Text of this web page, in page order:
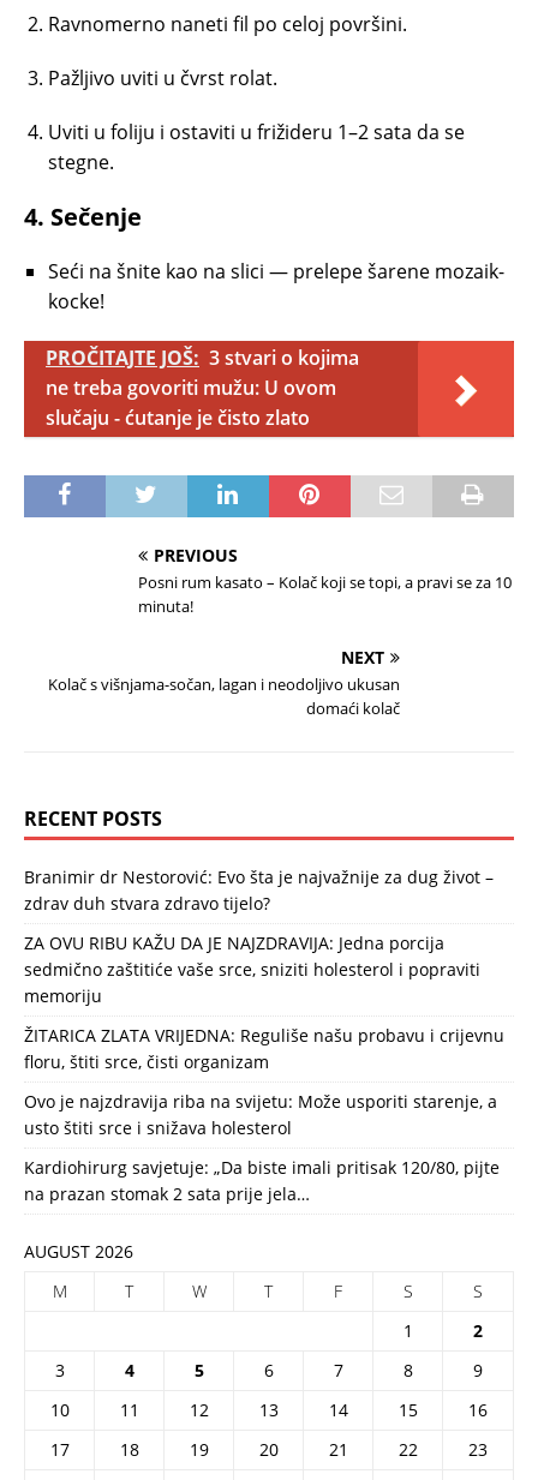
Ravnomerno naneti fil po celoj površini.
Pažljivo uviti u čvrst rolat.
Uviti u foliju i ostaviti u frižideru 1–2 sata da se
stegne.
4. Sečenje
Seći na šnite kao na slici — prelepe šarene mozaik-
kocke!
PROČITAJTE JOŠ: 3 stvari o kojima
ne treba govoriti mužu: U ovom
slučaju - ćutanje je čisto zlato
PREVIOUS
Posni rum kasato – Kolač koji se topi, a pravi se za 10
minuta!
NEXT
Kolač s višnjama-sočan, lagan i neodoljivo ukusan
domaći kolač
RECENT POSTS
Branimir dr Nestorović: Evo šta je najvažnije za dug život –
zdrav duh stvara zdravo tijelo?
ZA OVU RIBU KAŽU DA JE NAJZDRAVIJA: Jedna porcija
sedmično zaštitiće vaše srce, sniziti holesterol i popraviti
memoriju
ŽITARICA ZLATA VRIJEDNA: Reguliše našu probavu i crijevnu
floru, štiti srce, čisti organizam
Ovo je najzdravija riba na svijetu: Može usporiti starenje, a
usto štiti srce i snižava holesterol
Kardiohirurg savjetuje: „Da biste imali pritisak 120/80, pijte
na prazan stomak 2 sata prije jela…
AUGUST 2026
M
T W T F S
S
1
2
3
4 5 6 7 8
9
10
11 12 13 14 15
16
17
18 19 20 21 22
23